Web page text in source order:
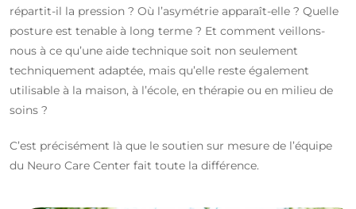
répartit-il la pression ? Où l’asymétrie apparaît-elle ? Quelle
posture est tenable à long terme ? Et comment veillons-
nous à ce qu’une aide technique soit non seulement
techniquement adaptée, mais qu’elle reste également
utilisable à la maison, à l’école, en thérapie ou en milieu de
soins ?
C’est précisément là que le soutien sur mesure de l’équipe
du Neuro Care Center fait toute la différence.